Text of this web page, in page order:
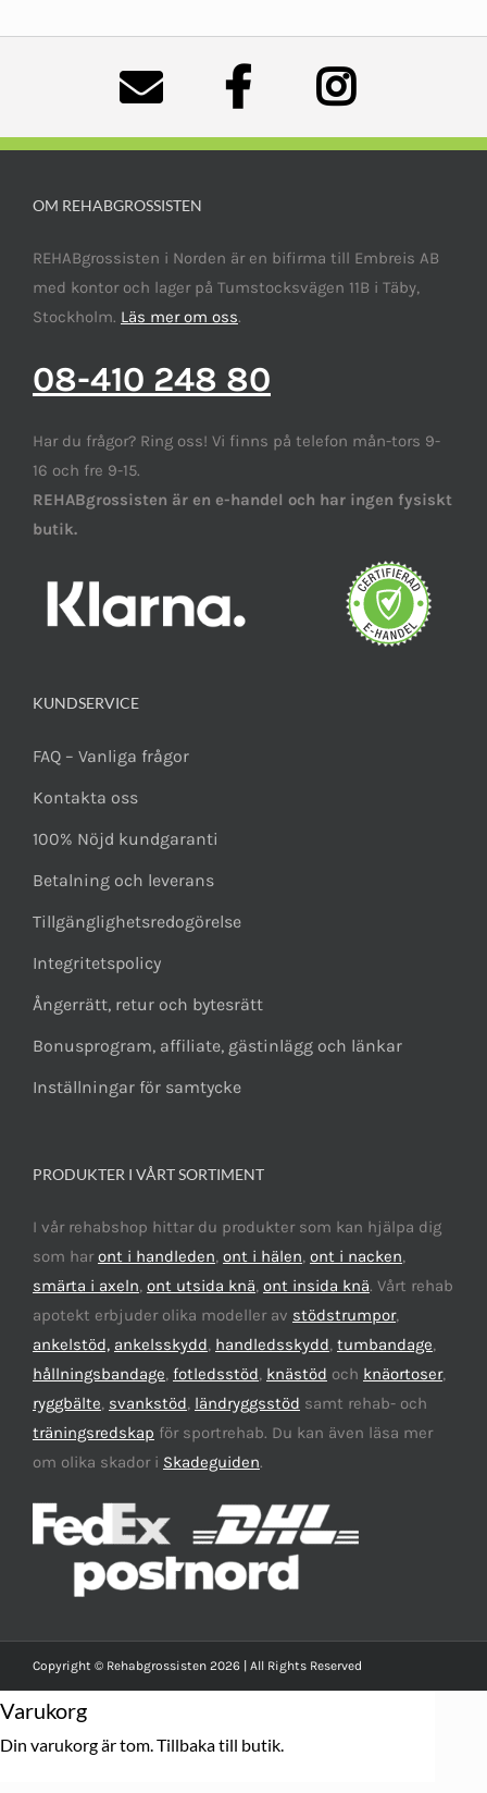
OM REHABGROSSISTEN
REHABgrossisten i Norden är en bifirma till Embreis AB
med kontor och lager på Tumstocksvägen 11B i Täby,
Stockholm. Läs mer om oss.
08-410 248 80
Har du frågor? Ring oss! Vi finns på telefon mån-tors 9-
16 och fre 9-15.
REHABgrossisten är en e-handel och har ingen fysiskt
butik.
KUNDSERVICE
FAQ – Vanliga frågor
Kontakta oss
100% Nöjd kundgaranti
Betalning och leverans
Tillgänglighetsredogörelse
Integritetspolicy
Ångerrätt, retur och bytesrätt
Bonusprogram, affiliate, gästinlägg och länkar
Inställningar för samtycke
PRODUKTER I VÅRT SORTIMENT
I vår rehabshop hittar du produkter som kan hjälpa dig
som haront i handleden, ont i hälen, ont i nacken,
smärta i axeln, ont utsida knä, ont insida knä. Vårt rehab
apotekt erbjuder olika modeller av stödstrumpor,
ankelstöd, ankelsskydd, handledsskydd, tumbandage,
hållningsbandage, fotledsstöd, knästöd och knäortoser,
ryggbälte, svankstöd, ländryggsstöd samt rehab- och
träningsredskap för sportrehab. Du kan även läsa mer
om olika skador i Skadeguiden.
Copyright © Rehabgrossisten 2026 | All Rights Reserved
Varukorg
Din varukorg är tom. Tillbaka till butik.